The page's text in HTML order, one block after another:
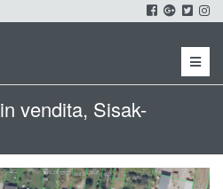
Menu
vendita, Sisak-